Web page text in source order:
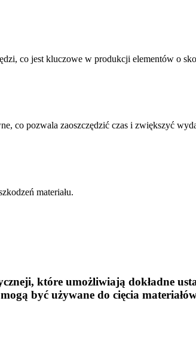
co jest kluczowe w produkcji elementów o
co pozwala zaoszczędzić czas i zwiększyć
materiału.
które umożliwiają dokładne
być używane do cięcia